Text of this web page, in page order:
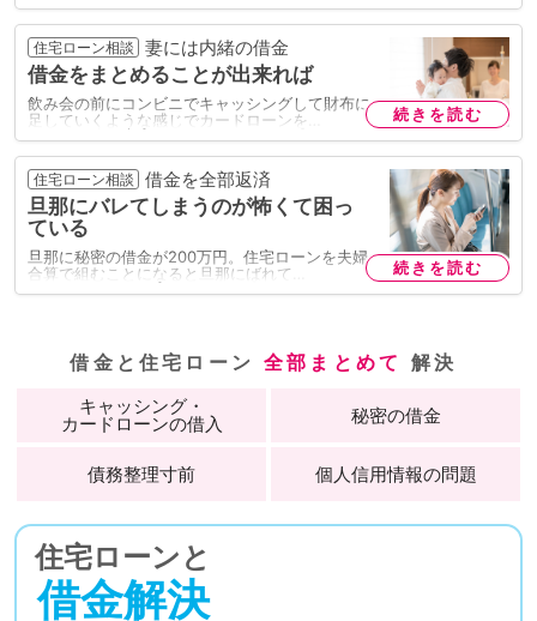
住宅ローン相談 妻には内緒の借金
借金をまとめることが出来れば
飲み会の前にコンビニでキャッシングして財布に
足していくような感じでカードローンを…
続きを読む
住宅ローン相談 借金を全部返済
旦那にバレてしまうのが怖くて困っ
ている
旦那に秘密の借金が200万円。住宅ローンを夫婦
合算で組むことになると旦那にばれて…
続きを読む
借金と住宅ローン 全部まとめて 解決
キャッシング・
カードローンの借入 秘密の借金
債務整理寸前 個人信用情報の問題
住宅ローンと
借金解決